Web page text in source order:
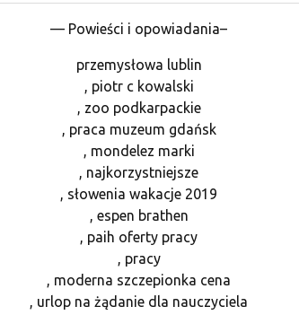
— Powieści i opowiadania–
przemysłowa lublin
, piotr c kowalski
, zoo podkarpackie
, praca muzeum gdańsk
, mondelez marki
, najkorzystniejsze
, słowenia wakacje 2019
, espen brathen
, paih oferty pracy
, pracy
, moderna szczepionka cena
, urlop na żądanie dla nauczyciela